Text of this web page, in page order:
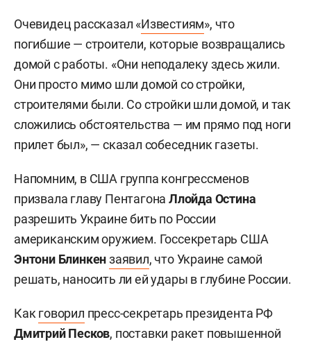
Очевидец рассказал «Известиям», что
погибшие — строители, которые возвращались
домой с работы. «Они неподалеку здесь жили.
Они просто мимо шли домой со стройки,
строителями были. Со стройки шли домой, и так
сложились обстоятельства — им прямо под ноги
прилет был», — сказал собеседник газеты.
Напомним, в США группа конгрессменов
призвала главу ПентагонаЛлойда Остина
разрешить Украине бить по России
американским оружием. Госсекретарь США
Энтони Блинкензаявил, что Украине самой
решать, наносить ли ей удары в глубине России.
Как говорил пресс-секретарь президента РФ
Дмитрий Песков, поставки ракет повышенной